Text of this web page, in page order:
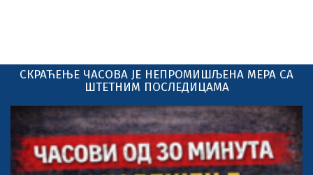
СКРАЋЕЊЕ ЧАСОВА ЈЕ НЕПРОМИШЉЕНА МЕРА СА
ШТЕТНИМ ПОСЛЕДИЦАМА